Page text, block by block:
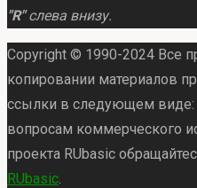
"R"слева внизу.
Copyright © 1990-2024 Все
копировании материалов
ссылки в следующем
вопросам коммерческого
проекта RUbasic
RUbasic